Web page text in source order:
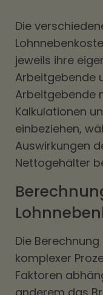
Die
jeweils ihre
Arbeitgebende
Arbeitgebende
Kalkulationen
einbeziehen,
Auswirkungen
Nettogehälter
Die
komplexer
Faktoren